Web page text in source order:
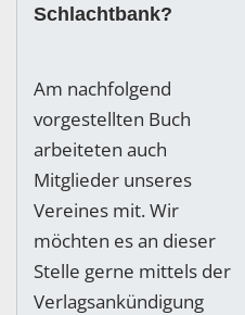
Schlachtbank?
Am nachfolgend
vorgestellten Buch
arbeiteten auch
Mitglieder unseres
Vereines mit. Wir
möchten es an dieser
Stelle gerne mittels der
Verlagsankündigung